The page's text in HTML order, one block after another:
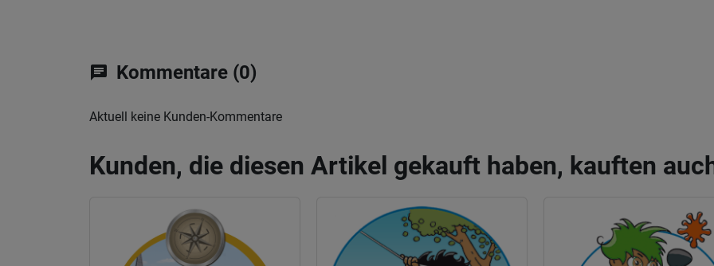
chat Kommentare (0)
Aktuell keine Kunden-Kommentare
Kunden, die diesen Artikel gekauft haben, kauften